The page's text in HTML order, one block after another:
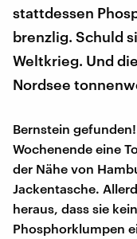
stattdessen
brenzlig. Schuld
Weltkrieg. Und
Nordsee
Bernstein
Wochenende eine
der Nähe von
Jackentasche.
heraus, dass sie
Phosphorklumpen